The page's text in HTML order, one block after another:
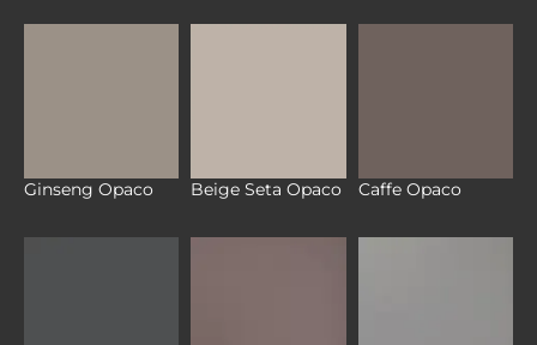
Ginseng Opaco Beige Seta Opaco Caffe Opaco